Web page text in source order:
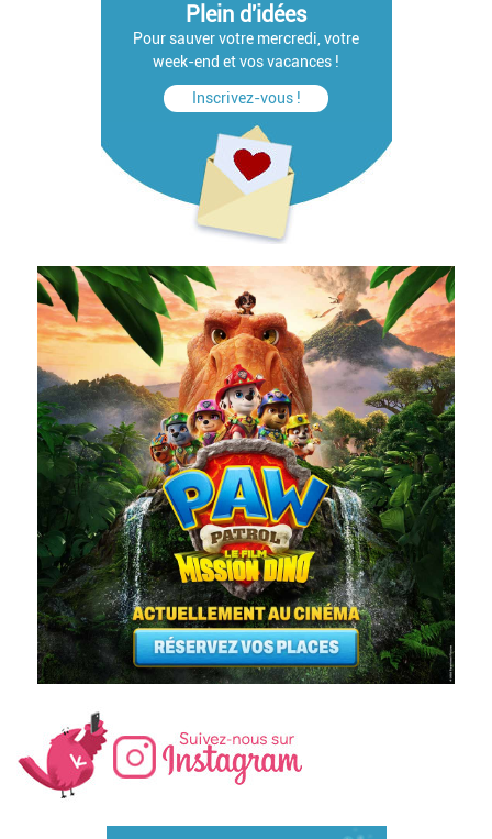
Plein d'idées
Pour sauver votre mercredi, votre
week-end et vos vacances !
Inscrivez-vous !